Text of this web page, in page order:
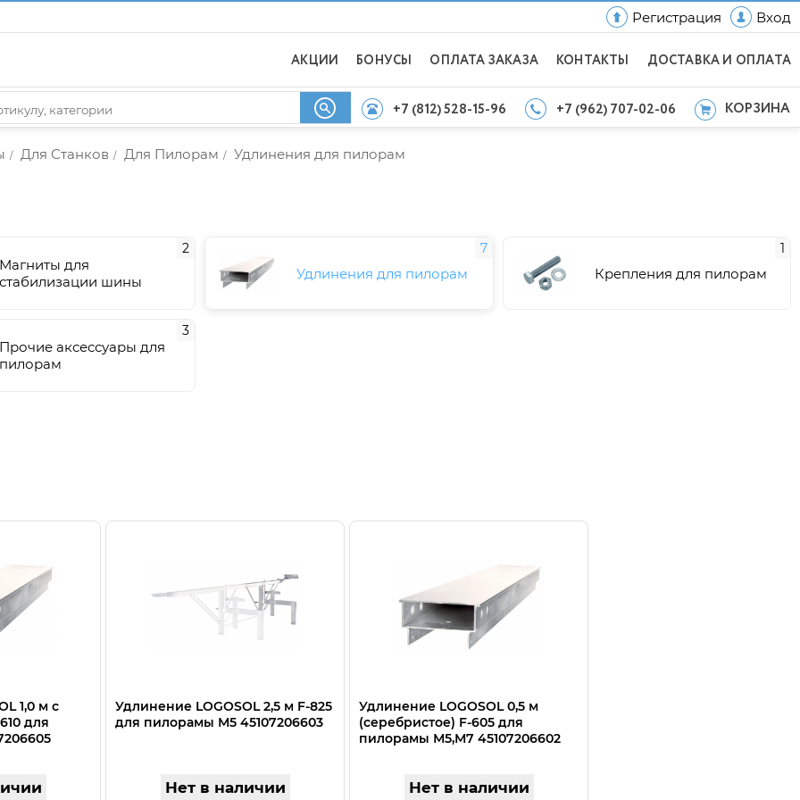
Регистрация Вход
АКЦИИ БОНУСЫ ОПЛАТА ЗАКАЗА КОНТАКТЫ ДОСТАВКА И ОПЛАТА
+7 (812) 528-15-96 +7 (962) 707-02-06 КОРЗИНА
/ Для Станков / Для Пилорам / Удлинения для пилорам
для
шины
2
Удлинения для пилорам
7
Крепления для пилорам
1
аксессуары для
3
1,0 м с
для
Удлинение LOGOSOL 2,5 м F-825
для пилорамы М5 45107206603
Нет в наличии
Удлинение LOGOSOL 0,5 м
(серебристое) F-605 для
пилорамы М5,М7 45107206602
Нет в наличии